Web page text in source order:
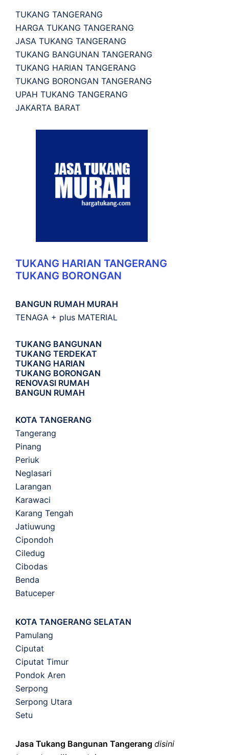
TUKANG TANGERANG
HARGA TUKANG TANGERANG
JASA TUKANG TANGERANG
TUKANG BANGUNAN TANGERANG
TUKANG HARIAN TANGERANG
TUKANG BORONGAN TANGERANG
UPAH TUKANG TANGERANG
JAKARTA BARAT
TUKANG HARIAN TANGERANG
TUKANG BORONGAN
BANGUN RUMAH MURAH
TENAGA + plus MATERIAL
TUKANG BANGUNAN
TUKANG TERDEKAT
TUKANG HARIAN
TUKANG BORONGAN
RENOVASI RUMAH
BANGUN RUMAH
KOTA TANGERANG
Tangerang
Pinang
Periuk
Neglasari
Larangan
Karawaci
Karang Tengah
Jatiuwung
Cipondoh
Ciledug
Cibodas
Benda
Batuceper
KOTA TANGERANG SELATAN
Pamulang
Ciputat
Ciputat Timur
Pondok Aren
Serpong
Serpong Utara
Setu
Jasa Tukang Bangunan Tangerang disini